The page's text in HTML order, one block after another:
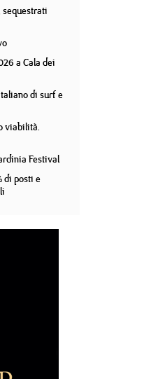
a Cala dei
di surf e
viabilità.
Festival
di posti e